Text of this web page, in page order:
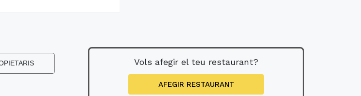
Vols afegir el teu restaurant?
AFEGIR RESTAURANT